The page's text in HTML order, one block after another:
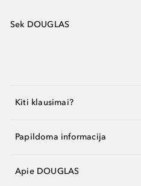
Sek DOUGLAS
Kiti klausimai?
Papildoma informacija
Apie DOUGLAS